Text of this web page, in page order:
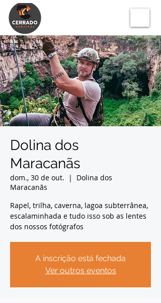
Dolina dos
Maracanãs
dom., 30 de out.
  |
Dolina dos
Maracanãs
Rapel, trilha, caverna, lagoa subterrânea,
escalaminhada e tudo isso sob as lentes
dos nossos fotógrafos
A inscrição está fechada
Ver outros eventos